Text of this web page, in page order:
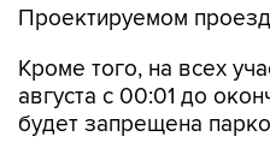
Проектируемом
Кроме того, на всех
августа с 00:01 до
будет запрещена